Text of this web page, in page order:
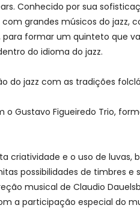
Conhecido por sua
grandes músicos do jazz,
formar um quinteto que
do idioma do jazz.
do jazz com as tradições
Gustavo Figueiredo Trio,
e o uso de luvas,
possibilidades de timbres e
musical de Claudio
a participação especial do